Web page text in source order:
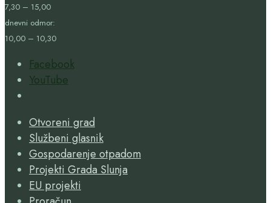
7,30 – 15,00
dnevni odmor:
10,00 – 10,30
Facebook
YouTube
Window
Otvoreni grad
Službeni glasnik
Gospodarenje otpadom
Projekti Grada Slunja
EU projekti